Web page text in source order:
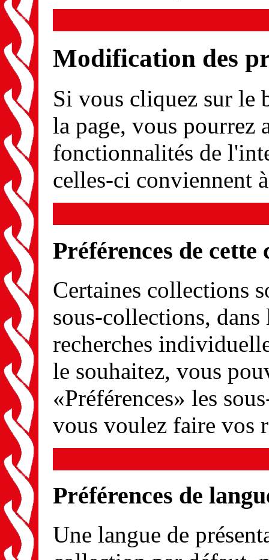
Modification des
Si vous cliquez sur le
la page, vous pourrez
fonctionnalités de
celles-ci conviennent
Préférences de cette
Certaines collections
sous-collections,
recherches
le souhaitez, vous
«Préférences» les
vous voulez faire vos
Préférences de
Une langue de